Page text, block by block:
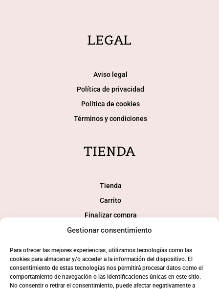
Gestionar consentimiento
Para ofrecer las mejores experiencias, utilizamos tecnologías como las
cookies para almacenar y/o acceder a la información del dispositivo. El
consentimiento de estas tecnologías nos permitirá procesar datos como el
comportamiento de navegación o las identificaciones únicas en este sitio.
No consentir o retirar el consentimiento, puede afectar negativamente a
LEGAL
Aviso legal
Política de privacidad
Política de cookies
Términos y condiciones
TIENDA
Tienda
Carrito
Finalizar compra
Mi cuenta
SOCIAL